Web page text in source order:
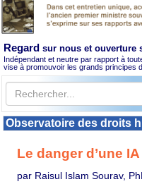
Regard sur nous et ouverture
Indépendant et neutre par rapport à
vise à promouvoir les grands principes
Observatoire des droits
Le danger d’une
par Raisul Islam Sourav,